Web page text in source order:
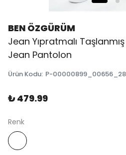
BEN ÖZGÜRÜM
Jean Yıpratmalı
Jean Pantolon
Ürün Kodu: P-00000899_00656_28
₺ 479.99
Renk